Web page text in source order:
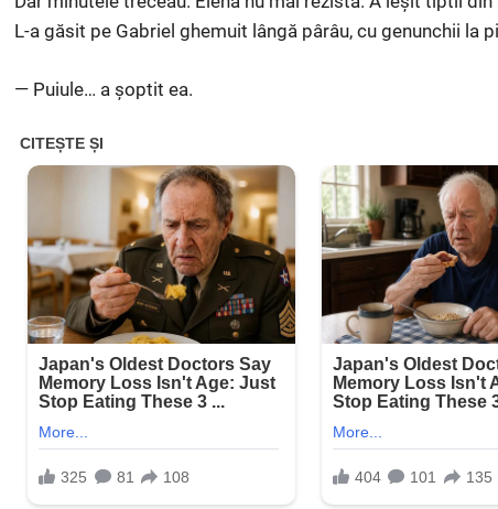
L-a găsit pe Gabriel ghemuit lângă pârâu, cu genunchii la
— Puiule… a șoptit ea.